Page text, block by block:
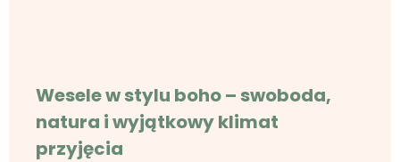
Wesele w stylu boho – swoboda,
natura i wyjątkowy klimat
przyjęcia